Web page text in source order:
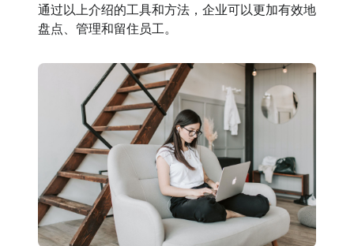
通过以上介绍的工具和方法，企业可以更加有效地
盘点、管理和留住员工。